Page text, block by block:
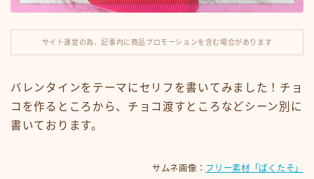
滑舌練習
運営note
セリフ利用規約
今見られている人気記事
サイト運営の為、記事内に商品プロモーションを含む場合があります
バレンタインをテーマにセリフを書いてみました！チョ
コを作るところから、チョコ渡すところなどシーン別に
書いております。
サムネ画像： フリー素材「ぱくたそ」